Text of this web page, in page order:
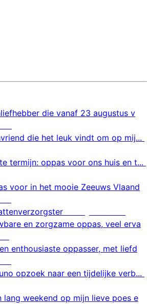
die vanaf 23 augustus v
die het leuk vindt om op mij...
termijn: oppas voor ons huis en t...
voor in het mooie Zeeuws Vlaand
en zorgzame oppas, veel erva
enthousiaste oppasser, met liefd
opzoek naar een tijdelijke verb...
lang weekend op mijn lieve poes e